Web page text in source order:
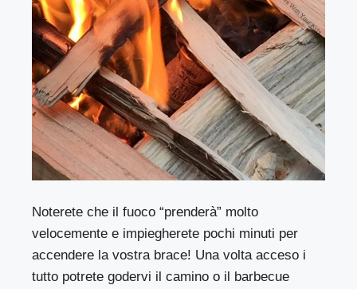
Noterete che il fuoco “prenderà” molto
velocemente e impiegherete pochi minuti per
accendere la vostra brace! Una volta acceso i
tutto potrete godervi il camino o il barbecue